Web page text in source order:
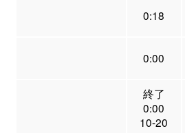
0:18
0:00
終了
0:00
10-20